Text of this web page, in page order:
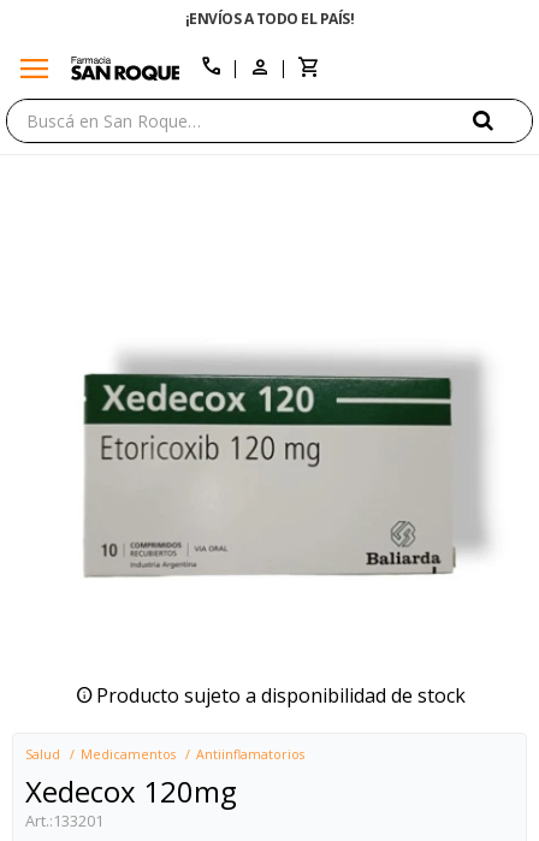
¡ENVÍOS A TODO EL PAÍS!
menu call
Producto sujeto a disponibilidad de stock
Salud Medicamentos Antiinflamatorios
Xedecox 120mg
133201
close